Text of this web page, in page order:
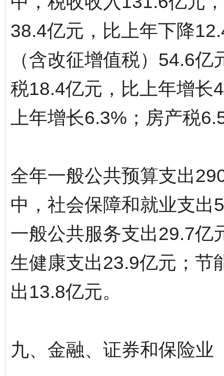
38.4亿元，比上年下降
（含改征增值税）54.6
税18.4亿元，比上年增长
上年增长6.3%；房产税
全年一般公共预算支出
中，社会保障和就业支出
一般公共服务支出29.7亿
生健康支出23.9亿元；节
出13.8亿元。
九、金融、证券和保险业